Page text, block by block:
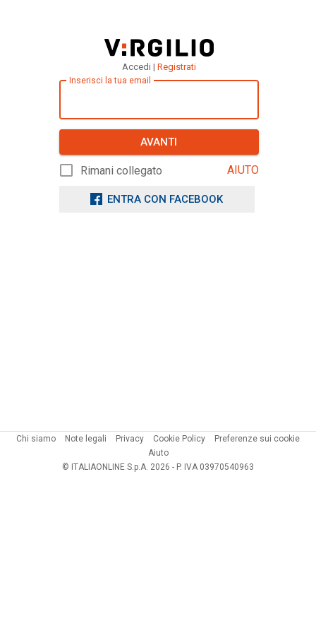
Accedi | Registrati
Inserisci la tua email
AVANTI
Rimani collegato AIUTO
ENTRA CON FACEBOOK
Chi siamo Note legali Privacy Cookie Policy
Preferenze sui cookie
Aiuto
© ITALIAONLINE S.p.A. 2026 - P. IVA 03970540963